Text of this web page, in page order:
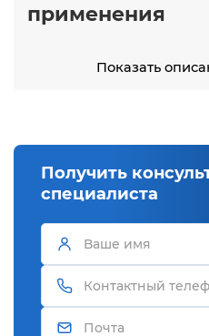
применения
такого материала —
долговечность даже в
влажности или контакта
пластичность и удобна в
гнуть, сваривать,
Виды
Показать
Получить
специалиста